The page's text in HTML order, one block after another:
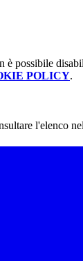
è possibile
POLICY.
l'elenco